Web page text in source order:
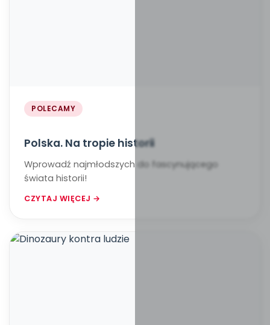
POLECAMY
Polska. Na tropie historii
Wprowadź najmłodszych do fascynującego
świata historii!
CZYTAJ WIĘCEJ →